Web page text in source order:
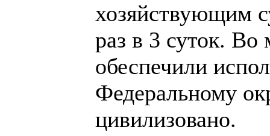
хозяйствующим
раз в 3 суток.
обеспечили
Федеральному
цивилизовано.